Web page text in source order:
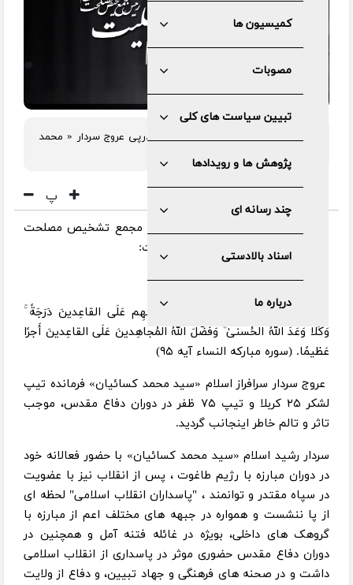
کمیسیون ها
مصوبات
تبیین سیاست های کلی
پژوهش ها و رویدادها
چند رسانه ای
اسناد بالادستی
درباره ما
رئیس مجمع تشخیص مصلحت نظام درپی عروج سردار « محمد
پ
به گزارش مرکز رسانه و روابط عمومی مجمع تشخیص مصلحت
نظام، متن کامل پیام به شرح زیر است:
بسم الله الرحمن الرحیم
فَضَّلَ اللَّهُ المُجاهِدينَ بِأَموالِهِم وَأَنفُسِهِم عَلَى القاعِدينَ دَرَجَةً ۚ
وَكُلًّا وَعَدَ اللَّهُ الحُسنىٰ ۚ وَفَضَّلَ اللَّهُ المُجاهِدينَ عَلَى القاعِدينَ أَجرًا
عَظيمًا. (سوره مبارکه النساء آیه ۹۵)
عروج سردار سرافراز اسلام «سید محمد کسائیان» فرمانده تیپ
لشکر ۲۵ کربلا و تیپ ۷۵ ظفر در دوران دفاع مقدس، موجب
تاثر و تالم خاطر اینجانب گردید.
سردار رشید اسلام «سید محمد کسائیان» با حضور فعالانه خود
در دوران مبارزه با رژیم طاغوت ، پس از انقلاب نیز با عضویت
در سپاه مقتدر و توانمند ، "پاسداران انقلاب اسلامی" لحظه ای
از پا ننشست و همواره در جبهه های مختلف اعم از مبارزه با
گروهک های داخلی، بویژه در غائله فتنه آمل و همچنین در
دوران دفاع مقدس حضوری موثر در پاسداری از انقلاب اسلامی
داشت و در صحنه های فرهنگی و جهاد تبیین، و دفاع از ولایت